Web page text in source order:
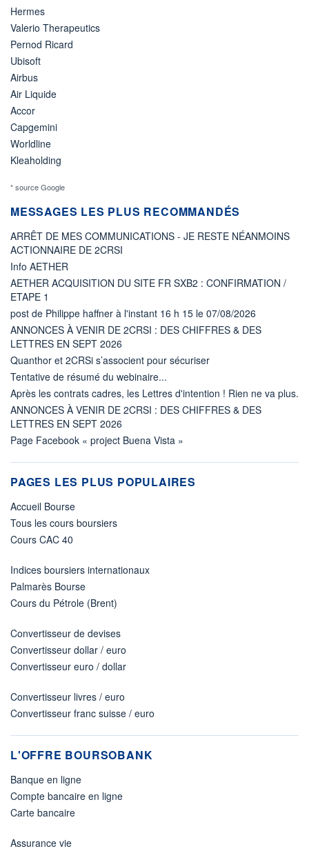
Hermes
Valerio Therapeutics
Pernod Ricard
Ubisoft
Airbus
Air Liquide
Accor
Capgemini
Worldline
Kleaholding
* source Google
MESSAGES LES PLUS RECOMMANDÉS
ARRÊT DE MES COMMUNICATIONS - JE RESTE NÉANMOINS
ACTIONNAIRE DE 2CRSI
Info AETHER
AETHER ACQUISITION DU SITE FR SXB2 : CONFIRMATION /
ETAPE 1
post de Philippe haffner à l'instant 16 h 15 le 07/08/2026
ANNONCES À VENIR DE 2CRSI : DES CHIFFRES & DES
LETTRES EN SEPT 2026
Quanthor et 2CRSi s’associent pour sécuriser
Tentative de résumé du webinaire...
Après les contrats cadres, les Lettres d'intention ! Rien ne va plus.
ANNONCES À VENIR DE 2CRSI : DES CHIFFRES & DES
LETTRES EN SEPT 2026
Page Facebook « project Buena Vista »
PAGES LES PLUS POPULAIRES
Accueil Bourse
Tous les cours boursiers
Cours CAC 40
Indices boursiers internationaux
Palmarès Bourse
Cours du Pétrole (Brent)
Convertisseur de devises
Convertisseur dollar / euro
Convertisseur euro / dollar
Convertisseur livres / euro
Convertisseur franc suisse / euro
L'OFFRE BOURSOBANK
Banque en ligne
Compte bancaire en ligne
Carte bancaire
Assurance vie